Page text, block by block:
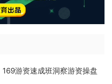
游资速成班洞察游资操盘